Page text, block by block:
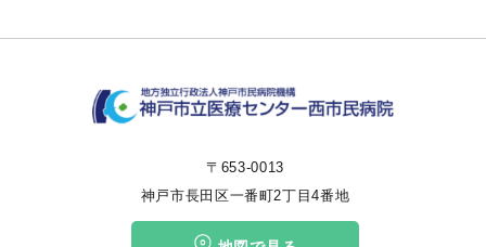
〒653-0013
神戸市長田区一番町2丁目4番地